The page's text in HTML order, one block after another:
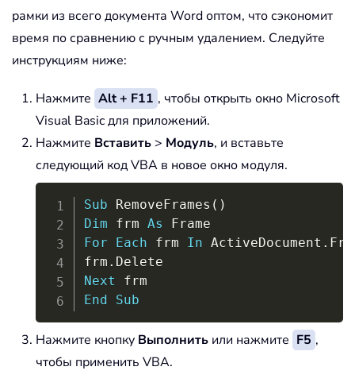
рамки из всего документа Word оптом, что сэкономит
время по сравнению с ручным удалением. Следуйте
инструкциям ниже:
Нажмите Alt + F11 , чтобы открыть окно Microsoft
Visual Basic для приложений.
Нажмите Вставить > Модуль, и вставьте
следующий код VBA в новое окно модуля.
Sub RemoveFrames ( )
Dim frm As
For
Each frm In ActiveDocument .
frm .
Next
End
Sub
Нажмите кнопку Выполнить или нажмите F5 ,
чтобы применить VBA.